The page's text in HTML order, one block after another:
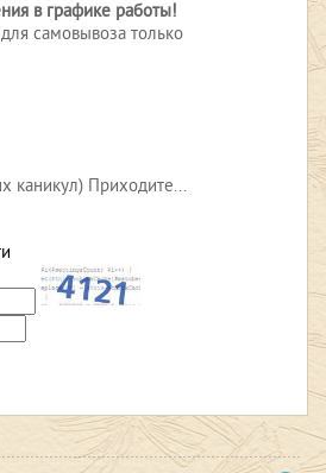
в графике работы!
самовывоза только
каникул) Приходите...